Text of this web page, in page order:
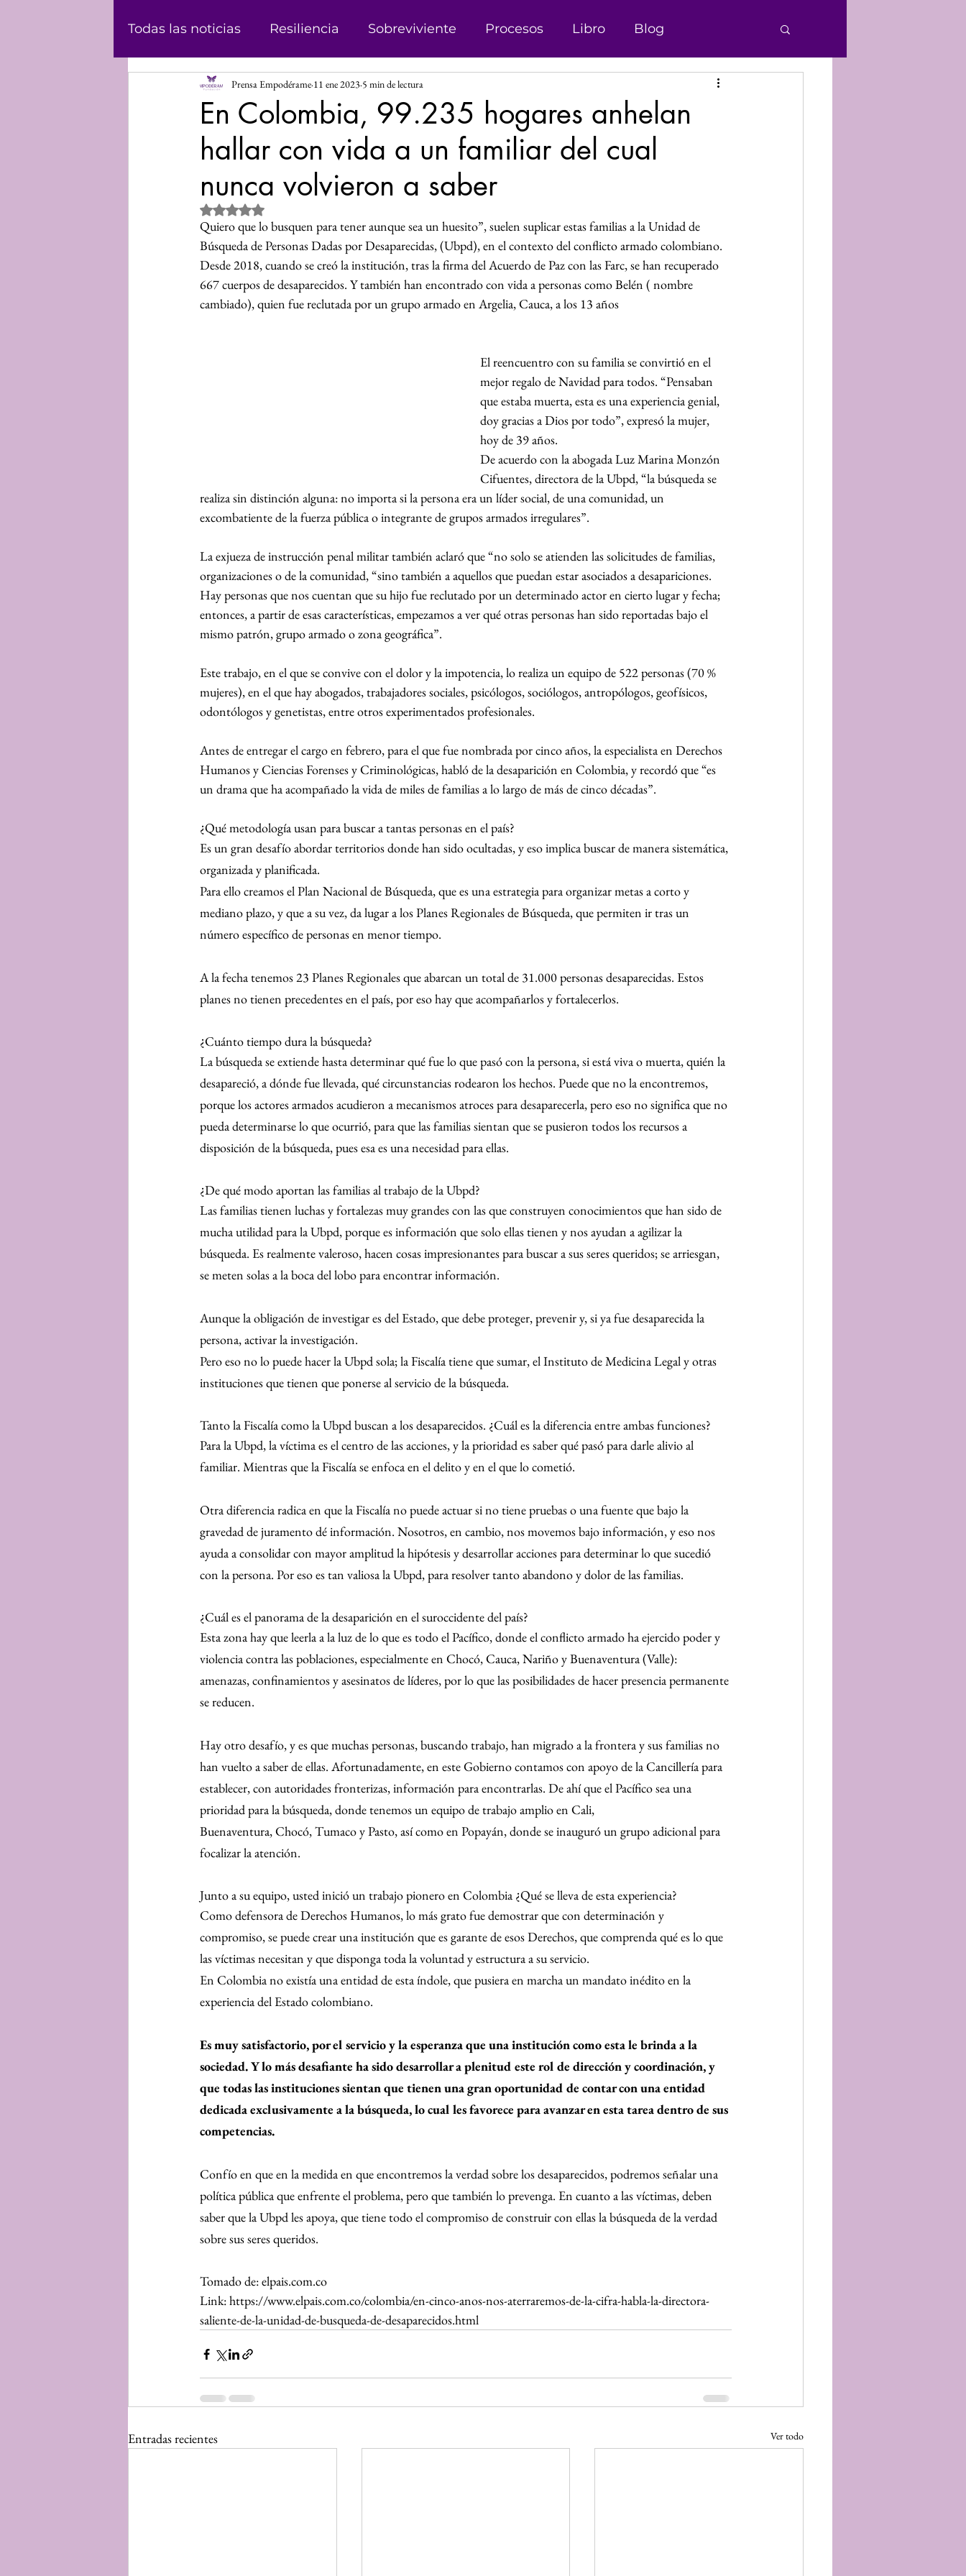
Todas las noticias Resiliencia Sobreviviente Procesos Libro Blog
Masculinidad Abolicionismo Campañas
Historias Justicia Matrimonio Infantil Genero Derechos Humanos
Podcast Violencia de Género Explotación sexual
Informe Voz propia Investigación Justicia Social Revista Donaciones
Mundo Digital Perspectiva de Género
En Colombia, 99.235 hogares anhelan
hallar con vida a un familiar del cual
nunca volvieron a saber
Prensa Empodérame 11 ene 2023 5 min de lectura
Obtuvo NaN de 5 estrellas.
Quiero que lo busquen para tener aunque sea un huesito”, suelen suplicar estas familias a la Unidad de
Búsqueda de Personas Dadas por Desaparecidas, (Ubpd), en el contexto del conflicto armado colombiano.
Desde 2018, cuando se creó la institución, tras la firma del Acuerdo de Paz con las Farc, se han recuperado
667 cuerpos de desaparecidos. Y también han encontrado con vida a personas como Belén ( nombre
cambiado), quien fue reclutada por un grupo armado en Argelia, Cauca, a los 13 años
El reencuentro con su familia se convirtió en el
mejor regalo de Navidad para todos. “Pensaban
que estaba muerta, esta es una experiencia genial,
doy gracias a Dios por todo”, expresó la mujer,
hoy de 39 años.
De acuerdo con la abogada Luz Marina Monzón
Cifuentes, directora de la Ubpd, “la búsqueda se
realiza sin distinción alguna: no importa si la persona era un líder social, de una comunidad, un
excombatiente de la fuerza pública o integrante de grupos armados irregulares”.
La exjueza de instrucción penal militar también aclaró que “no solo se atienden las solicitudes de familias,
organizaciones o de la comunidad, “sino también a aquellos que puedan estar asociados a desapariciones.
Hay personas que nos cuentan que su hijo fue reclutado por un determinado actor en cierto lugar y fecha;
entonces, a partir de esas características, empezamos a ver qué otras personas han sido reportadas bajo el
mismo patrón, grupo armado o zona geográfica”.
Este trabajo, en el que se convive con el dolor y la impotencia, lo realiza un equipo de 522 personas (70 %
mujeres), en el que hay abogados, trabajadores sociales, psicólogos, sociólogos, antropólogos, geofísicos,
odontólogos y genetistas, entre otros experimentados profesionales.
Antes de entregar el cargo en febrero, para el que fue nombrada por cinco años, la especialista en Derechos
Humanos y Ciencias Forenses y Criminológicas, habló de la desaparición en Colombia, y recordó que “es
un drama que ha acompañado la vida de miles de familias a lo largo de más de cinco décadas”.
¿Qué metodología usan para buscar a tantas personas en el país?
Es un gran desafío abordar territorios donde han sido ocultadas, y eso implica buscar de manera sistemática,
organizada y planificada.
Para ello creamos el Plan Nacional de Búsqueda, que es una estrategia para organizar metas a corto y
mediano plazo, y que a su vez, da lugar a los Planes Regionales de Búsqueda, que permiten ir tras un
número específico de personas en menor tiempo.
A la fecha tenemos 23 Planes Regionales que abarcan un total de 31.000 personas desaparecidas. Estos
planes no tienen precedentes en el país, por eso hay que acompañarlos y fortalecerlos.
¿Cuánto tiempo dura la búsqueda?
La búsqueda se extiende hasta determinar qué fue lo que pasó con la persona, si está viva o muerta, quién la
desapareció, a dónde fue llevada, qué circunstancias rodearon los hechos. Puede que no la encontremos,
porque los actores armados acudieron a mecanismos atroces para desaparecerla, pero eso no significa que no
pueda determinarse lo que ocurrió, para que las familias sientan que se pusieron todos los recursos a
disposición de la búsqueda, pues esa es una necesidad para ellas.
¿De qué modo aportan las familias al trabajo de la Ubpd?
Las familias tienen luchas y fortalezas muy grandes con las que construyen conocimientos que han sido de
mucha utilidad para la Ubpd, porque es información que solo ellas tienen y nos ayudan a agilizar la
búsqueda. Es realmente valeroso, hacen cosas impresionantes para buscar a sus seres queridos; se arriesgan,
se meten solas a la boca del lobo para encontrar información.
Aunque la obligación de investigar es del Estado, que debe proteger, prevenir y, si ya fue desaparecida la
persona, activar la investigación.
Pero eso no lo puede hacer la Ubpd sola; la Fiscalía tiene que sumar, el Instituto de Medicina Legal y otras
instituciones que tienen que ponerse al servicio de la búsqueda.
Tanto la Fiscalía como la Ubpd buscan a los desaparecidos. ¿Cuál es la diferencia entre ambas funciones?
Para la Ubpd, la víctima es el centro de las acciones, y la prioridad es saber qué pasó para darle alivio al
familiar. Mientras que la Fiscalía se enfoca en el delito y en el que lo cometió.
Otra diferencia radica en que la Fiscalía no puede actuar si no tiene pruebas o una fuente que bajo la
gravedad de juramento dé información. Nosotros, en cambio, nos movemos bajo información, y eso nos
ayuda a consolidar con mayor amplitud la hipótesis y desarrollar acciones para determinar lo que sucedió
con la persona. Por eso es tan valiosa la Ubpd, para resolver tanto abandono y dolor de las familias.
¿Cuál es el panorama de la desaparición en el suroccidente del país?
Esta zona hay que leerla a la luz de lo que es todo el Pacífico, donde el conflicto armado ha ejercido poder y
violencia contra las poblaciones, especialmente en Chocó, Cauca, Nariño y Buenaventura (Valle):
amenazas, confinamientos y asesinatos de líderes, por lo que las posibilidades de hacer presencia permanente
se reducen.
Hay otro desafío, y es que muchas personas, buscando trabajo, han migrado a la frontera y sus familias no
han vuelto a saber de ellas. Afortunadamente, en este Gobierno contamos con apoyo de la Cancillería para
establecer, con autoridades fronterizas, información para encontrarlas. De ahí que el Pacífico sea una
prioridad para la búsqueda, donde tenemos un equipo de trabajo amplio en Cali,
Buenaventura, Chocó, Tumaco y Pasto, así como en Popayán, donde se inauguró un grupo adicional para
focalizar la atención.
Junto a su equipo, usted inició un trabajo pionero en Colombia ¿Qué se lleva de esta experiencia?
Como defensora de Derechos Humanos, lo más grato fue demostrar que con determinación y
compromiso, se puede crear una institución que es garante de esos Derechos, que comprenda qué es lo que
las víctimas necesitan y que disponga toda la voluntad y estructura a su servicio.
En Colombia no existía una entidad de esta índole, que pusiera en marcha un mandato inédito en la
experiencia del Estado colombiano.
Es muy satisfactorio, por el servicio y la esperanza que una institución como esta le brinda a la
sociedad. Y lo más desafiante ha sido desarrollar a plenitud este rol de dirección y coordinación, y
que todas las instituciones sientan que tienen una gran oportunidad de contar con una entidad
dedicada exclusivamente a la búsqueda, lo cual les favorece para avanzar en esta tarea dentro de sus
competencias.
Confío en que en la medida en que encontremos la verdad sobre los desaparecidos, podremos señalar una
política pública que enfrente el problema, pero que también lo prevenga. En cuanto a las víctimas, deben
saber que la Ubpd les apoya, que tiene todo el compromiso de construir con ellas la búsqueda de la verdad
sobre sus seres queridos.
Tomado de: elpais.com.co
Link: https://www.elpais.com.co/colombia/en-cinco-anos-nos-aterraremos-de-la-cifra-habla-la-directora-
saliente-de-la-unidad-de-busqueda-de-desaparecidos.html
Entradas recientes Ver todo